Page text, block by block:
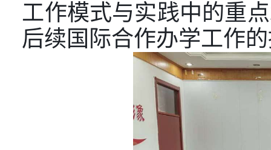
工作模式与实践中的重
后续国际合作办学工作